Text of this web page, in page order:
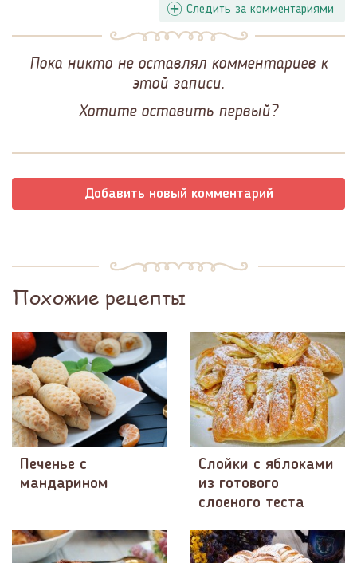
Следить за комментариями
Пока никто не оставлял комментариев к
этой записи.
Хотите оставить первый?
Добавить новый комментарий
Похожие рецепты
Печенье с
мандарином
Слойки с яблоками
из готового
слоеного теста